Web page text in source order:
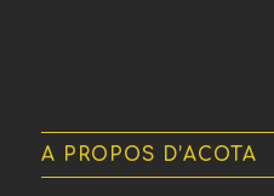
A PROPOS D’ACOTA